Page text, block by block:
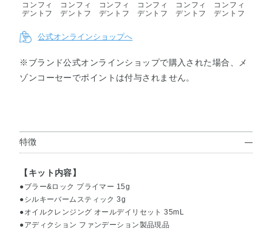
コンフィ
デントフ
006
コンフィ
デントフ
コンフィ
デントフ
コンフィ
デントフ
コンフィ
デントフ
コンフィ
デントフ
コンフィ
コンフィ
リフトグ
リフトグ
リフトグ
リフトグ
リフトグ
リフトグ
リフトグ
リフトグ
リフトグ
リフトグ
ロウ011
リフトグ
ロウ000
クッショ
ンファン
デーショ
クッショ
ンファン
デーショ
クッショ
ンファン
公式オンラインショップへ
※ブランド公式オンラインショップで購入された場合、メ
ゾンコーセーでポイントは付与されません。
特徴
【キット内容】
●ブラー&ロック プライマー 15g
●シルキーバームスティック 3g
●オイルクレンジング オールデイリセット 35mL
●アディクション ファンデーション製品現品